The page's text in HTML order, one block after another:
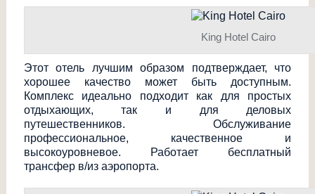
King Hotel Cairo
Этот отель лучшим образом подтверждает, что
хорошее качество может быть доступным.
Комплекс идеально подходит как для простых
отдыхающих, так и для деловых
путешественников. Обслуживание
профессиональное, качественное и
высокоуровневое. Работает бесплатный
трансфер в/из аэропорта.